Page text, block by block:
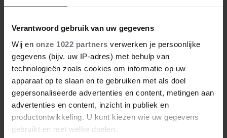
Verantwoord gebruik van uw gegevens
Wij en onze 1022 partners verwerken je persoonlijke
gegevens (bijv. uw IP-adres) met behulp van
technologieën zoals cookies om informatie op uw
apparaat op te slaan en te gebruiken met als doel
gepersonaliseerde advertenties en content, metingen aan
advertenties en content, inzicht in publiek en
productontwikkeling. U kunt kiezen wie uw gegevens
gebruikt en met welke doelen.
27 april 2026
KONING WILLEM-ALEXANDER
JARIG: ZIJN MOOISTE
PORTRETTEN DOOR DE JAREN